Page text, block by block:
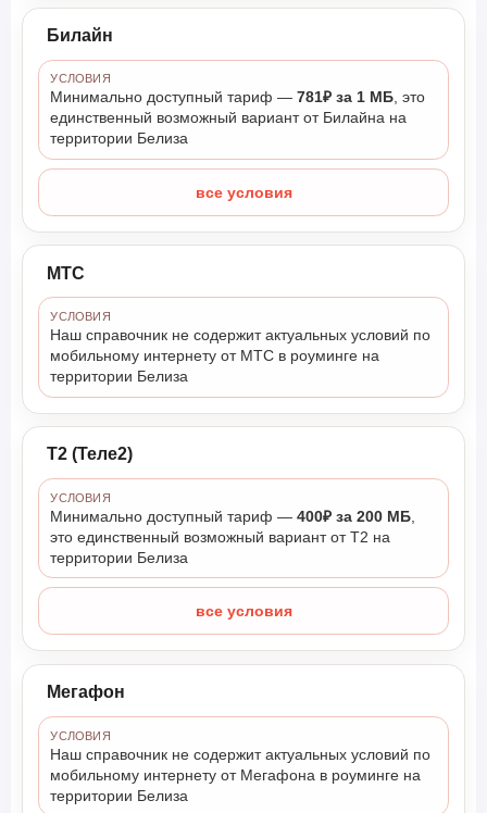
Билайн
УСЛОВИЯ
Минимально доступный тариф —781₽ за 1 МБ, это
единственный возможный вариант от Билайна на
территории Белиза
все условия
МТС
УСЛОВИЯ
Наш справочник не содержит актуальных условий по
мобильному интернету от МТС в роуминге на
территории Белиза
Т2 (Теле2)
УСЛОВИЯ
Минимально доступный тариф —400₽ за 200 МБ
это единственный возможный вариант от Т2 на
территории Белиза
все условия
Мегафон
УСЛОВИЯ
Наш справочник не содержит актуальных условий по
мобильному интернету от Мегафона в роуминге на
территории Белиза